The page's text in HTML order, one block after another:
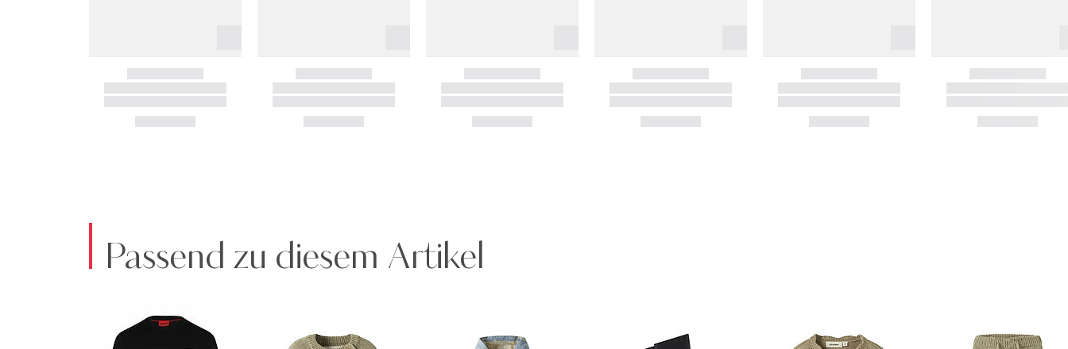
Passend zu diesem Artikel